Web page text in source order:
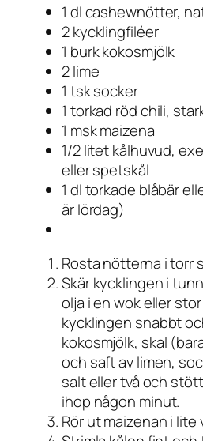
1 dl cashewnötter,
2 kycklingfiléer
1 burk kokosmjölk
2 lime
1 tsk socker
1 torkad röd chili,
1 msk maizena
1/2 litet kålhuvud,
eller spetskål
1 dl torkade blåbär
är lördag)
Rosta nötterna i torr
Skär kycklingen i
olja i en wok eller
kycklingen snabbt
kokosmjölk, skal
och saft av limen,
salt eller två och
ihop någon minut.
Rör ut maizenan i